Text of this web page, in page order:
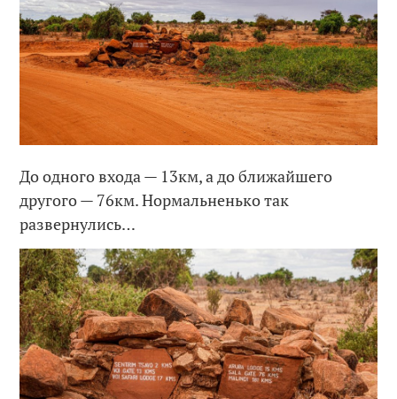
До одного входа — 13км, а до ближайшего
другого — 76км. Нормальненько так
развернулись…